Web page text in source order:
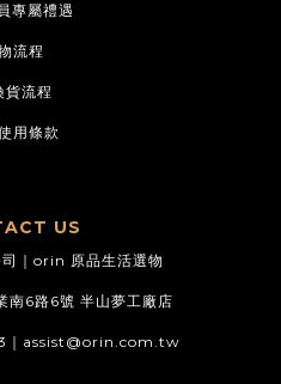
專屬禮遇
流程
貨流程
用條款
US
｜orin 原品生活選物
南6路6號 半山夢工廠店
assist@orin.com.tw